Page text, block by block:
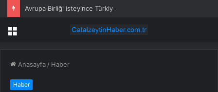
Avrupa Birliği isteyince Türkiye’ye vize koydu
Menü
Anasayfa / Haber
Haber